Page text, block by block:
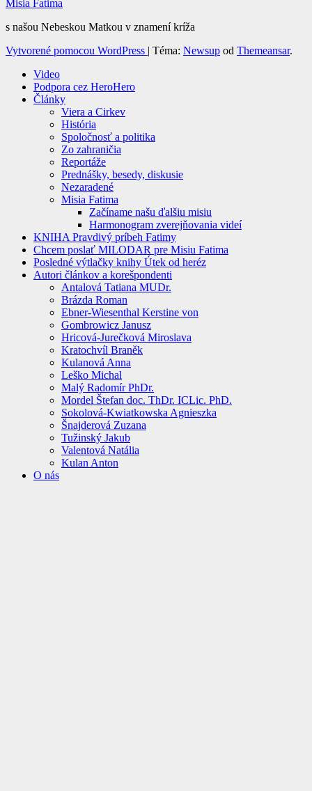
Misia Fatima
s našou Nebeskou Matkou v znamení kríža
Vytvorené pomocou WordPress | Téma: Newsup od Themeansar.
Video
Podpora cez HeroHero
Články
Viera a Cirkev
História
Spoločnosť a politika
Zo zahraničia
Reportáže
Prednášky, besedy, diskusie
Nezaradené
Misia Fatima
Začíname našu ďalšiu misiu
Harmonogram zverejňovania videí
KNIHA Pravdivý príbeh Fatimy
Chcem poslať MILODAR pre Misiu Fatima
Posledné výtlačky knihy Útek od heréz
Autori článkov a korešpondenti
Antalová Tatiana MUDr.
Brázda Roman
Ebner-Wiesenthal Kerstine von
Gombrowicz Janusz
Hricová-Jurečková Miroslava
Kratochvíl Braněk
Kulanová Anna
Leško Michal
Malý Radomír PhDr.
Mordel Štefan doc. ThDr. ICLic. PhD.
Sokolová-Kwiatkowska Agnieszka
Šnajderová Zuzana
Tužinský Jakub
Valentová Natália
Kulan Anton
O nás